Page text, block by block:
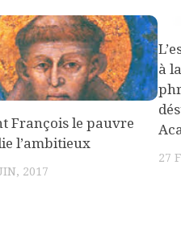
François le pauvre
l’ambitieux
2017
à
27